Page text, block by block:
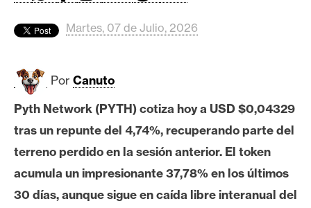
s
B
i
t
c
o
i
Martes, 07 de Julio, 2026
Por Canuto
Pyth Network (PYTH) cotiza hoy a USD $0,04329
tras un repunte del 4,74%, recuperando parte del
terreno perdido en la sesión anterior. El token
acumula un impresionante 37,78% en los últimos
30 días, aunque sigue en caída libre interanual del